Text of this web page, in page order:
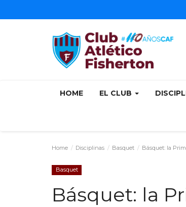
HOME EL CLUB
Home Disciplinas Basquet Básquet: la
Basquet
Básquet: la